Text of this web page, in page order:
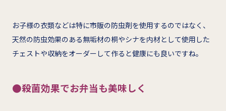
お子様の衣類などは特に市販の防虫剤を使用するのではなく、
天然の防虫効果のある無垢材の桐やシナを内材として使用した
チェストや収納をオーダーして作ると健康にも良いですね。
●殺菌効果でお弁当も美味しく